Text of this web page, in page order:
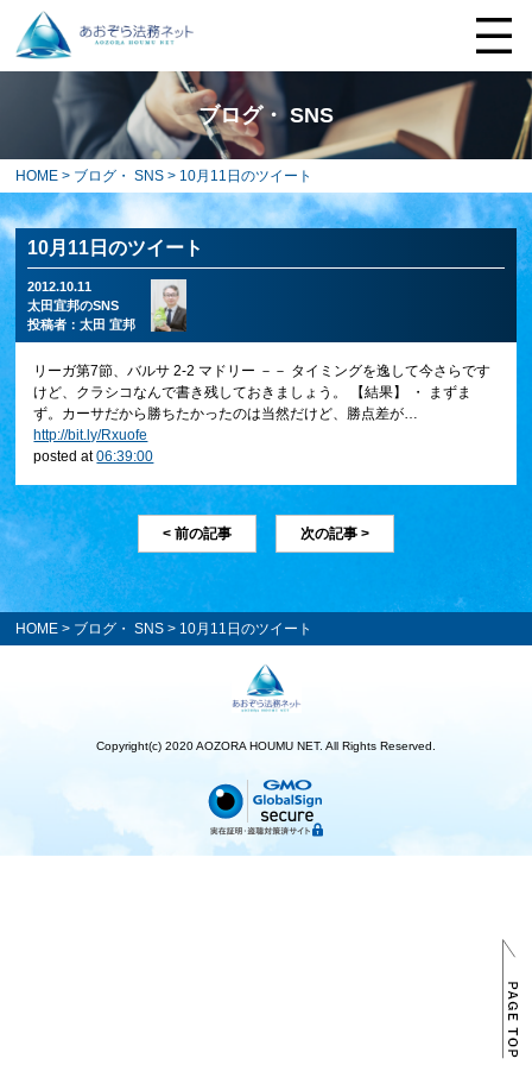
ブログ・ SNS
HOME > ブログ・ SNS > 10月11日のツイート
10月11日のツイート
2012.10.11
太田宜邦のSNS
投稿者：太田 宜邦
リーガ第7節、バルサ 2-2 マドリー －－ タイミングを逸して今さらです
けど、クラシコなんで書き残しておきましょう。 【結果】 ・ まずま
ず。カーサだから勝ちたかったのは当然だけど、勝点差が…
http://bit.ly/Rxuofe
posted at06:39:00
< 前の記事 次の記事 >
HOME > ブログ・ SNS > 10月11日のツイート
Copyright(c) 2020 AOZORA HOUMU NET. All Rights Reserved.